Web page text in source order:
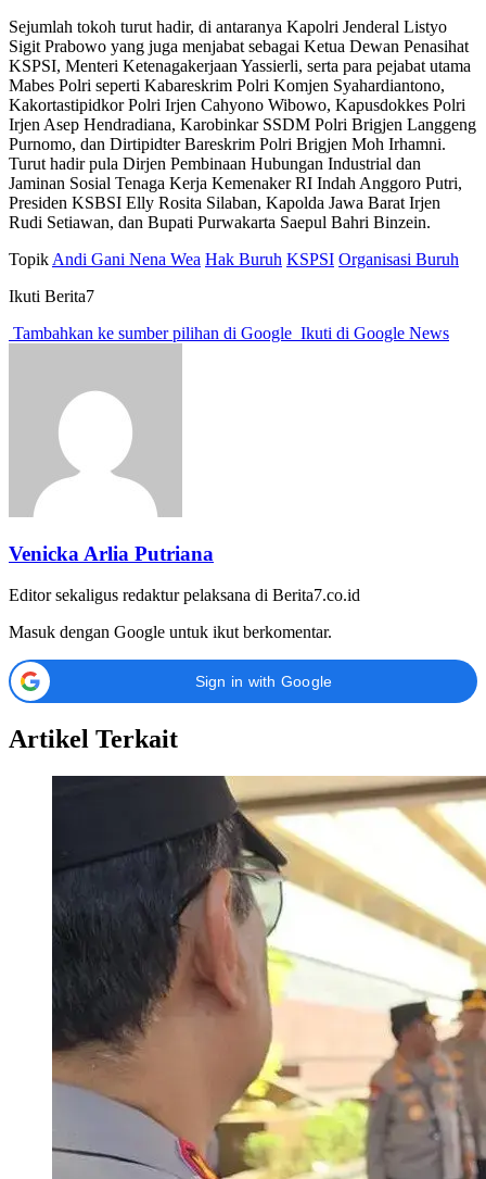
Sejumlah tokoh turut hadir, di antaranya Kapolri Jenderal Listyo
Sigit Prabowo yang juga menjabat sebagai Ketua Dewan Penasihat
KSPSI, Menteri Ketenagakerjaan Yassierli, serta para pejabat utama
Mabes Polri seperti Kabareskrim Polri Komjen Syahardiantono,
Kakortastipidkor Polri Irjen Cahyono Wibowo, Kapusdokkes Polri
Irjen Asep Hendradiana, Karobinkar SSDM Polri Brigjen Langgeng
Purnomo, dan Dirtipidter Bareskrim Polri Brigjen Moh Irhamni.
Turut hadir pula Dirjen Pembinaan Hubungan Industrial dan
Jaminan Sosial Tenaga Kerja Kemenaker RI Indah Anggoro Putri,
Presiden KSBSI Elly Rosita Silaban, Kapolda Jawa Barat Irjen
Rudi Setiawan, dan Bupati Purwakarta Saepul Bahri Binzein.
Topik Andi Gani Nena Wea Hak Buruh KSPSI Organisasi Buruh
Ikuti Berita7
Tambahkan ke sumber pilihan di Google Ikuti di Google News
Venicka Arlia Putriana
Editor sekaligus redaktur pelaksana di Berita7.co.id
Masuk dengan Google untuk ikut berkomentar.
Sign in with Google
Artikel Terkait